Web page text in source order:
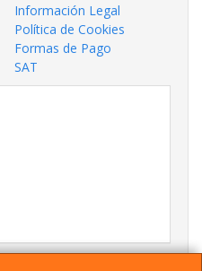
Información Legal
Política de Cookies
Formas de Pago
SAT